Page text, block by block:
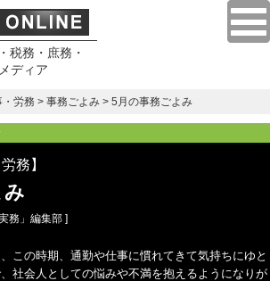
税務・庶務・
ディア
・労務 > 事務ごよみ > 5月の事務ごよみ
務】
み
務」編集部 ]
この時期、通勤や仕事に慣れてきて気持ちにゆと
社会人としての悩みや不満を抱えるようになりが